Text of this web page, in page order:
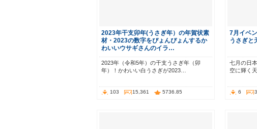
2023年干支卯年(うさぎ年）の年賀状素
材・2023の数字をぴょんぴょんするか
わいいウサギさんのイラ…
2023年（令和5年）の干支うさぎ年（卯
年）！かわいい白うさぎが2023…
103 15,361 5736.85
7月イベ
うさぎと
七月の日
空に輝く
6